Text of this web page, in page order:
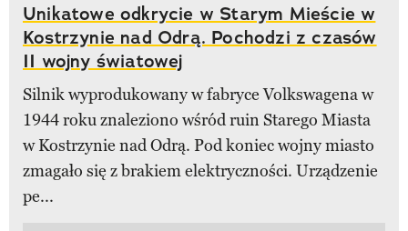
Unikatowe odkrycie w Starym Mieście w
Kostrzynie nad Odrą. Pochodzi z czasów
II wojny światowej
Silnik wyprodukowany w fabryce Volkswagena w
1944 roku znaleziono wśród ruin Starego Miasta
w Kostrzynie nad Odrą. Pod koniec wojny miasto
zmagało się z brakiem elektryczności. Urządzenie
pe...